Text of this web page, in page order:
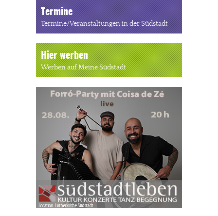
Termine
Termine/Veranstaltungen in der Südstadt
Hier werben
Werben auf Meine Südstadt